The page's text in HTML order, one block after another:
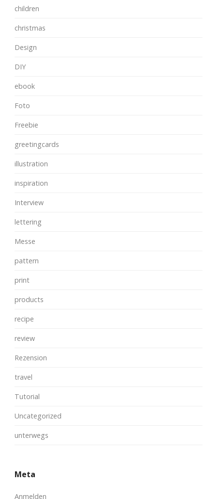
children
christmas
Design
DIY
ebook
Foto
Freebie
greetingcards
illustration
inspiration
Interview
lettering
Messe
pattern
print
products
recipe
review
Rezension
travel
Tutorial
Uncategorized
unterwegs
Meta
Anmelden